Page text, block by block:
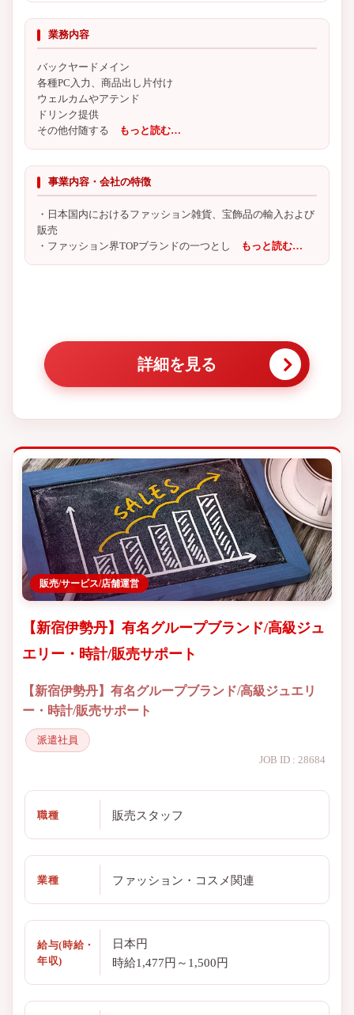
業務内容
バックヤードメイン
各種PC入力、商品出し片付け
ウェルカムやアテンド
ドリンク提供
その他付随する もっと読む…
事業内容・会社の特徴
・日本国内におけるファッション雑貨、宝飾品の輸入および
販売
・ファッション界TOPブランドの一つとし
もっと読む…
詳細を見る
販売/サービス/店舗運営
【新宿伊勢丹】有名グループブランド/高級ジュ
エリー・時計/販売サポート
【新宿伊勢丹】有名グループブランド/高級ジュエリ
ー・時計/販売サポート
派遣社員
JOB ID : 28684
職種 販売スタッフ
業種 ファッション・コスメ関連
給与(時給・
年収)
日本円
時給1,477円～1,500円